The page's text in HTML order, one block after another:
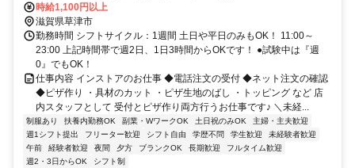
時給1,100円以上
滋賀県草津市
勤務時間 シフトサイクル：1週間 土日や平日のみもOK！ 11:00～
23:00 上記時間帯で週2日、1日3時間からOKです！ ●試験中は『週
0』でもOK！
仕事内容 インストアのお仕事 ◆電話注文の受付 ◆ネット注文の確認
◆ピザ作り ・具材のカット ・ピザ生地のばし ・トッピング など 店
内スタッフとして 受付とピザ作り両方行うお仕事です♪ ＼未経...
制服あり 扶養内勤務OK 副業・WワークOK 土日祝のみOK
主婦・主夫歓迎
週1シフト提出
フリーター歓迎 シフト自由 学歴不問 学生歓迎
未経験者歓迎
午前
経験者歓迎 夜間 夕方 ブランクOK 長期歓迎
フルタイム歓迎
週2・3日からOK
シフト制